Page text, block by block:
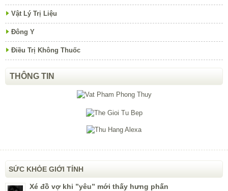
Vật Lý Trị Liệu
Đông Y
Điều Trị Không Thuốc
THÔNG TIN
SỨC KHỎE GIỚI TÍNH
Xé đồ vợ khi ”yêu” mới thấy hưng phấn